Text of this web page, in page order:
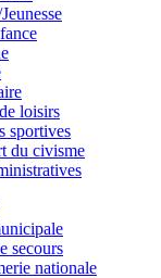
loisirs
sportives
du civisme
secours
nationale